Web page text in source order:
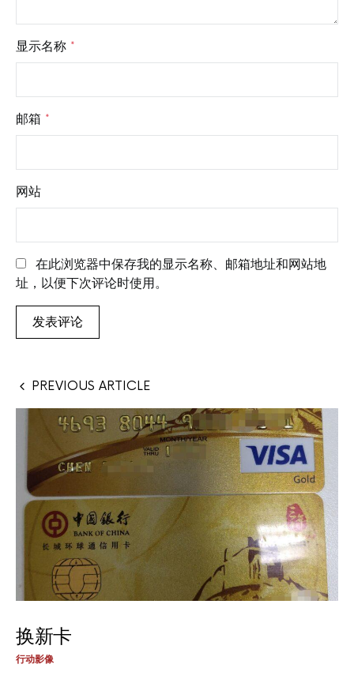
显示名称 *
邮箱 *
网站
在此浏览器中保存我的显示名称、邮箱地址和网站地
址，以便下次评论时使用。
PREVIOUS ARTICLE
换新卡
行动影像